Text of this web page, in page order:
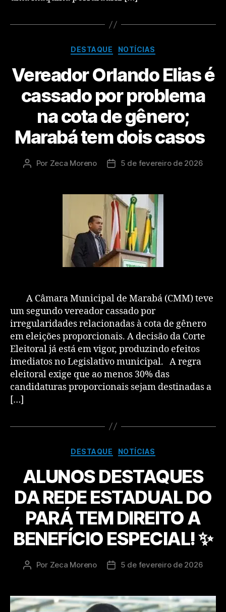
DESTAQUE NOTÍCIAS
Vereador Orlando Elias é
cassado por problema
na cota de gênero;
Marabá tem dois casos
Por Zeca Moreno 5 de fevereiro de 2026
A Câmara Municipal de Marabá (CMM) teve
um segundo vereador cassado por
irregularidades relacionadas à cota de gênero
em eleições proporcionais. A decisão da Corte
Eleitoral já está em vigor, produzindo efeitos
imediatos no Legislativo municipal. A regra
eleitoral exige que ao menos 30% das
candidaturas proporcionais sejam destinadas a
[…]
DESTAQUE NOTÍCIAS
ALUNOS DESTAQUES
DA REDE ESTADUAL DO
PARÁ TEM DIREITO A
BENEFÍCIO ESPECIAL! ✨
Por Zeca Moreno 5 de fevereiro de 2026